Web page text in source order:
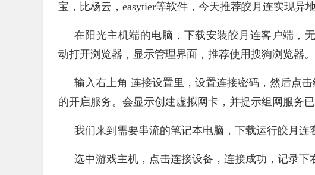
宝，比杨云，easytier等软件，今天推荐皎月连实现异地
在阳光主机端的电脑，下载安装皎月连客户端，
动打开浏览器，显示管理界面，推荐使用搜狗浏览器
输入右上角 连接设置里，设置连接密码，然后点
的开启服务。会显示创建虚拟网卡，并提示组网服务
我们来到需要串流的笔记本电脑，下载运行皎月连
选中游戏主机，点击连接设备，连接成功，记录下